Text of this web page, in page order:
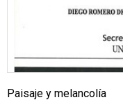
Paisaje y melancolía